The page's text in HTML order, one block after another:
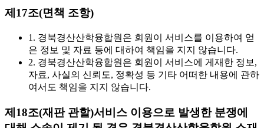
제17조(면책 조항)
1. 경북경산산학융합원은 회원이 서비스를 이용하여 얻
은 정보 및 자료 등에 대하여 책임을 지지 않습니다.
2. 경북경산산학융합원은 회원이 서비스에 게재한 정보,
자료, 사실의 신뢰도, 정확성 등 기타 어떠한 내용에 관하
여서도 책임을 지지 않습니다.
제18조(재판 관할)서비스 이용으로 발생한 분쟁에